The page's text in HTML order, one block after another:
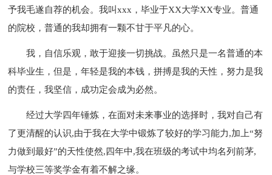
予我毛遂自荐的机会。我叫xxx，毕业于XX大学XX专业。普通
的院校，普通的我却拥有一颗不甘于平凡的心。
我，自信乐观，敢于迎接一切挑战。虽然只是一名普通的本
科毕业生，但是，年轻是我的本钱，拼搏是我的天性，努力是我
的责任，我坚信，成功定会成为必然。
经过大学四年锤炼，在面对未来事业的选择时，我对自己有
了更清醒的认识,由于我在大学中锻炼了较好的学习能力,加上“努
力做到最好”的天性使然,四年中,我在班级的考试中均名列前茅,
与学校三等奖学金有着不解之缘。